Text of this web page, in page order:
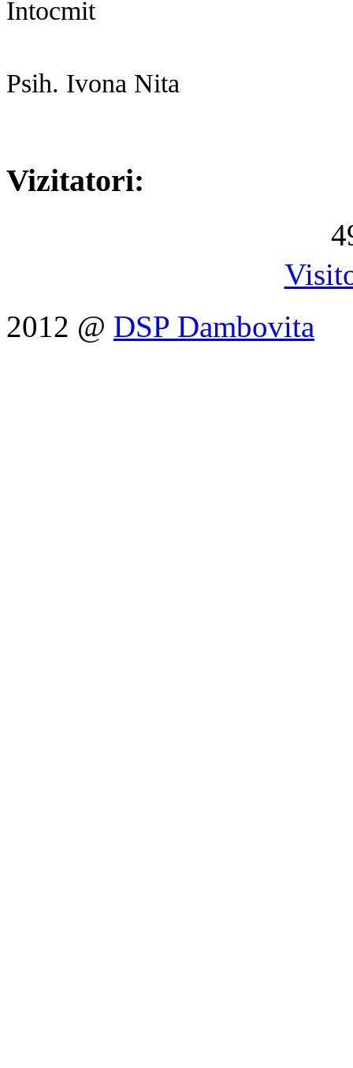
Întocmit
Psih. Ivona Nita
Vizitatori:
4
2012 @ DSP Dambovita